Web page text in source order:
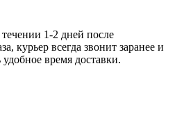
1-2 дней после
курьер всегда звонит заранее и
время доставки.